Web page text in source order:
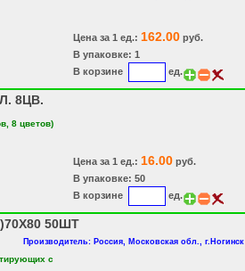
Цена за 1 ед.: 162.00руб.
В упаковке: 1
В корзине
ед.
8ЦВ.
8 цветов)
Цена за 1 ед.: 16.00руб.
В упаковке: 50
В корзине
ед.
50ШТ
Производитель: Россия, Московская обл., г.Ногинск
с